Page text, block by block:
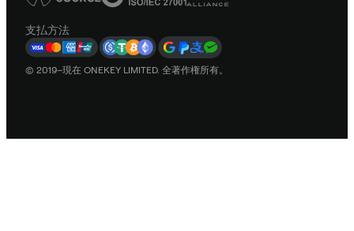
支払方法
© 2019–現在 ONEKEY LIMITED. 全著作権所有。